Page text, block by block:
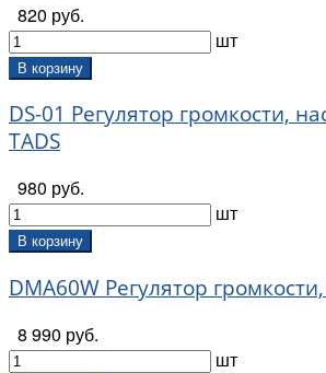
820 руб.
шт
В корзину
DS-01 Регулятор громкости,
TADS
980 руб.
шт
В корзину
DMA60W Регулятор громкости,
8 990 руб.
шт